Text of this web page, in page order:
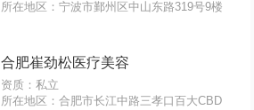
所在地区：宁波市鄞州区中山东路319号9楼
合肥崔劲松医疗美容
资质：私立
所在地区：合肥市长江中路三孝口百大CBD